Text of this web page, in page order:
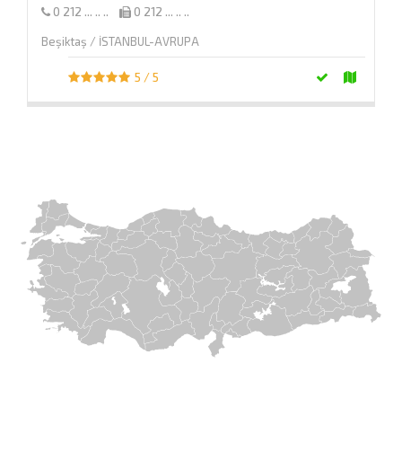
0 212 ... .. .. 0 212 ... .. ..
Beşiktaş / İSTANBUL-AVRUPA
5 / 5